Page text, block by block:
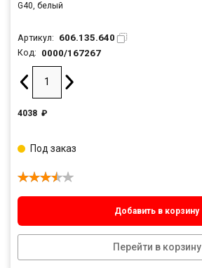
G40, белый
Артикул: 606.135.640
Код: 0000/167267
4038 ₽
Добавить в корзину
Перейти в корзину
Под заказ